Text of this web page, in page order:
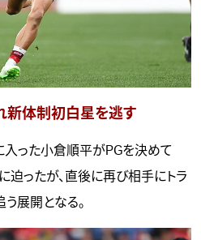
新体制初白星を逃す
った小倉順平がPGを決めて
ったが、直後に再び相手にトラ
展開となる。